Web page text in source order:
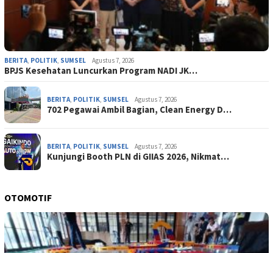
BERITA POLITIK SUMSEL Agustus 7, 2026
BPJS Kesehatan Luncurkan Program NADI JK…
BERITA POLITIK SUMSEL Agustus 7, 2026
702 Pegawai Ambil Bagian, Clean Energy D…
BERITA POLITIK SUMSEL Agustus 7, 2026
Kunjungi Booth PLN di GIIAS 2026, Nikmat…
OTOMOTIF